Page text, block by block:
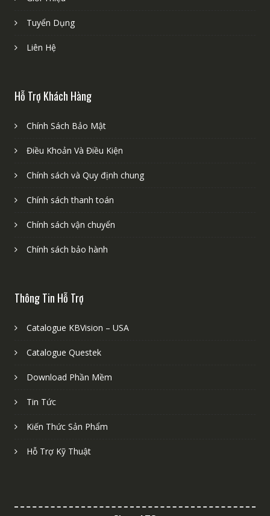
Tuyển Dụng
Liên Hệ
Hỗ Trợ Khách Hàng
Chính Sách Bảo Mật
Điều Khoản Và Điều Kiện
Chính sách và Quy định chung
Chính sách thanh toán
Chính sách vận chuyển
Chính sách bảo hành
Thông Tin Hỗ Trợ
Catalogue KBVision – USA
Catalogue Questek
Download Phần Mềm
Tin Tức
Kiến Thức Sản Phẩm
Hỗ Trợ Kỹ Thuật